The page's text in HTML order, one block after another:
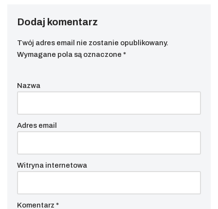
Dodaj komentarz
Twój adres email nie zostanie opublikowany.
Wymagane pola są oznaczone *
Nazwa
Adres email
Witryna internetowa
Komentarz *